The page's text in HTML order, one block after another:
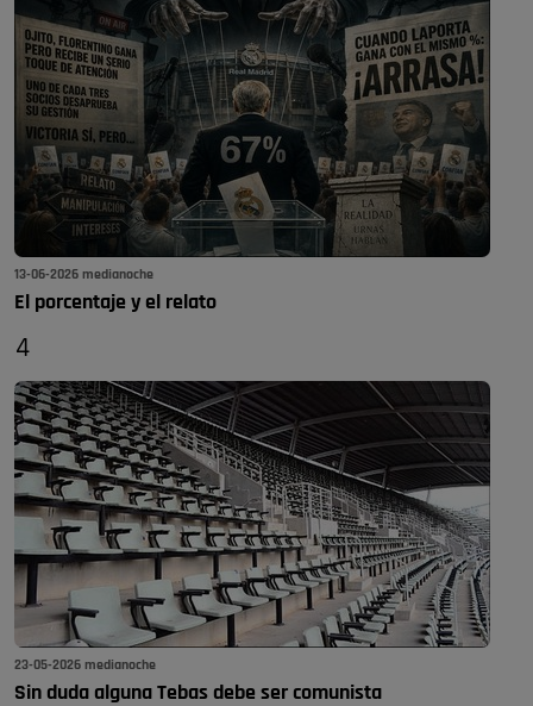
13-06-2026 medianoche
El porcentaje y el relato
4
23-05-2026 medianoche
Sin duda alguna Tebas debe ser comunista